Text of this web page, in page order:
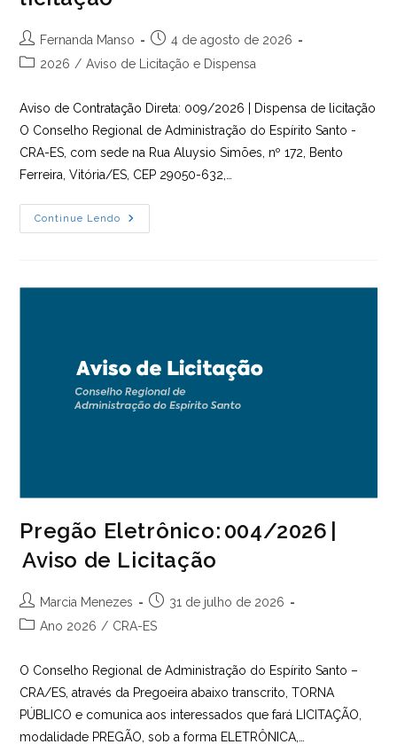
Autor
do
Fernanda Manso
Post
publicado:
4 de agosto de 2026
Categoria
2026 / Aviso de Licitação e Dispensa
Aviso de Contratação Direta: 009/2026 | Dispensa de licitação
O Conselho Regional de Administração do Espírito Santo -
CRA-ES, com sede na Rua Aluysio Simões, nº 172, Bento
Ferreira, Vitória/ES, CEP 29050-632,…
Continue Lendo
Aviso
De
Pregão Eletrônico: 004/2026 |
Aviso de Licitação
Autor
do
Marcia Menezes
Post
publicado:
31 de julho de 2026
Categoria
Ano 2026 / CRA-ES
O Conselho Regional de Administração do Espírito Santo –
CRA/ES, através da Pregoeira abaixo transcrito, TORNA
PÚBLICO e comunica aos interessados que fará LICITAÇÃO,
modalidade PREGÃO, sob a forma ELETRÔNICA,…